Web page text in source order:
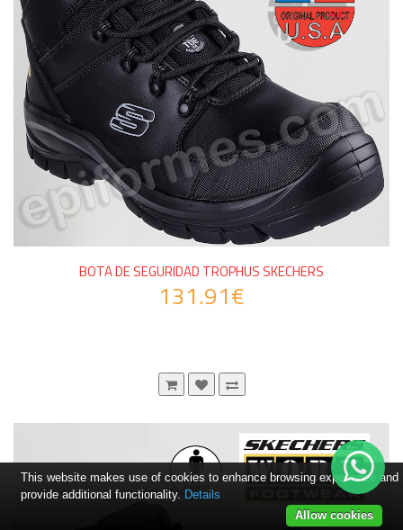
BOTA DE SEGURIDAD TROPHUS SKECHERS
131.91€
This website makes use of cookies to enhance browsing experience and
provide additional functionality. Details
Allow cookies